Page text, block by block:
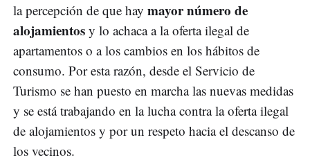
la percepción de que hay mayor número de
alojamientos y lo achaca a la oferta ilegal de
apartamentos o a los cambios en los hábitos de
consumo. Por esta razón, desde el Servicio de
Turismo se han puesto en marcha las nuevas medidas
y se está trabajando en la lucha contra la oferta ilegal
de alojamientos y por un respeto hacia el descanso de
los vecinos.